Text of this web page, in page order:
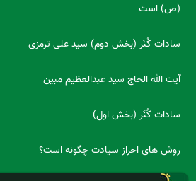
(ص) است
سادات کُنَر (بخش دوم) سید علی ترمزی
آیت الله الحاج سید عبدالعظیم مبین
سادات کُنَر (بخش اول)
روش های احراز سیادت چگونه است؟